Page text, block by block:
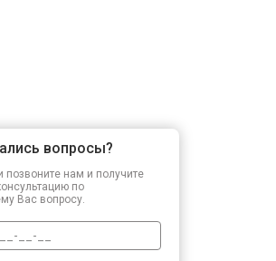
вопросы?
позвоните нам и получите
по
Вас вопросу.